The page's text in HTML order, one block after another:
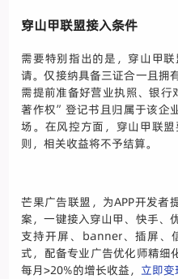
穿山甲联盟接入条件
需要特别指出的是，穿山甲
请。仅接纳具备三证合一且拥
需提前准备好营业执照、银
著作权”登记书且归属于该企
场。在风控方面，穿山甲联
则，相关收益将不予结算。
芒果广告联盟，为APP开发者
案，一键接入穿山甲、快手、
支持开屏、banner、插屏、
式，配备专业广告优化师精细
每月>20%的增长收益， 立即变